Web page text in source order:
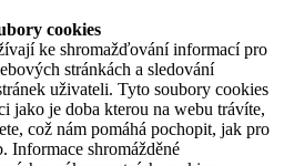
cookies
ke shromažďování informací pro
stránkách a sledování
uživateli. Tyto soubory cookies
jako je doba kterou na webu trávíte,
což nám pomáhá pochopit, jak pro
Informace shromážděné